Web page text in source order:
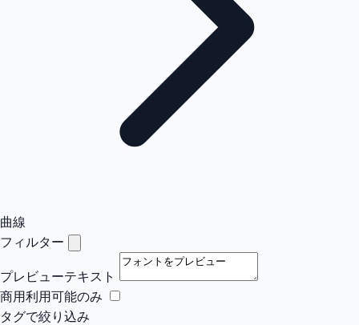
曲線
フィルター
プレビューテキスト
商用利用可能のみ
タグで絞り込み